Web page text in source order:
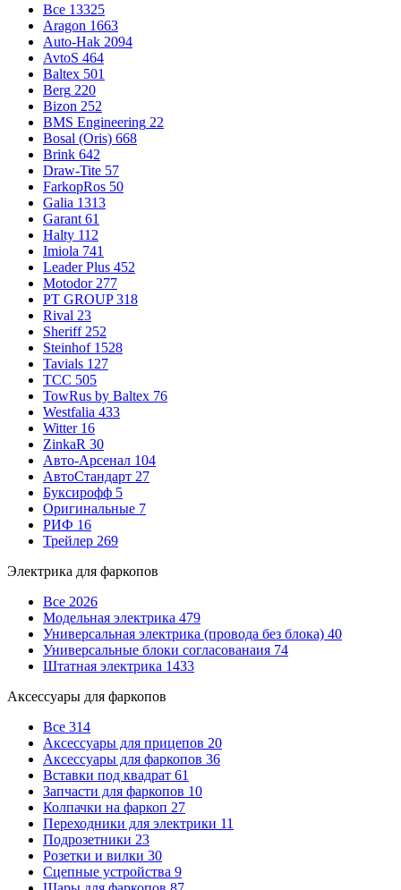
Все 13325
Aragon 1663
Auto-Hak 2094
AvtoS 464
Baltex 501
Berg 220
Bizon 252
BMS Engineering 22
Bosal (Oris) 668
Brink 642
Draw-Tite 57
FarkopRos 50
Galia 1313
Garant 61
Halty 112
Imiola 741
Leader Plus 452
Motodor 277
PT GROUP 318
Rival 23
Sheriff 252
Steinhof 1528
Tavials 127
TCC 505
TowRus by Baltex 76
Westfalia 433
Witter 16
ZinkaR 30
Авто-Арсенал 104
АвтоСтандарт 27
Буксирофф 5
Оригинальные 7
РИФ 16
Трейлер 269
Электрика для фаркопов
Все 2026
Модельная электрика 479
Универсальная электрика (провода без блока) 40
Универсальные блоки согласованаия 74
Штатная электрика 1433
Аксессуары для фаркопов
Все 314
Аксессуары для прицепов 20
Аксессуары для фаркопов 36
Вставки под квадрат 61
Запчасти для фаркопов 10
Колпачки на фаркоп 27
Переходники для электрики 11
Подрозетники 23
Розетки и вилки 30
Сцепные устройства 9